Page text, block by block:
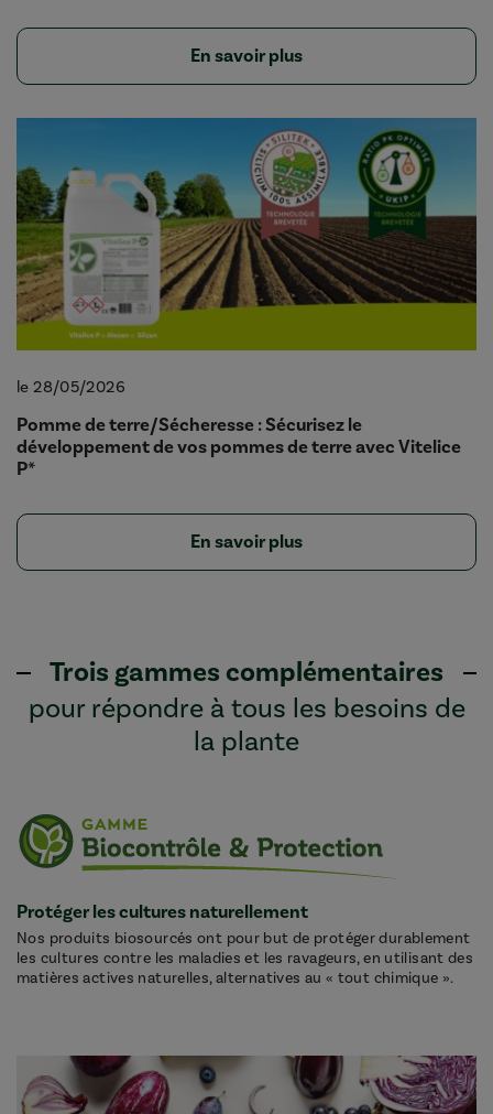
En savoir plus
le 28/05/2026
Pomme de terre/Sécheresse : Sécurisez le
développement de vos pommes de terre avec Vitelice
P*
En savoir plus
Trois gammes complémentaires
pour répondre à tous les besoins de
la plante
Protéger les cultures naturellement
Nos produits biosourcés ont pour but de protéger durablement
les cultures contre les maladies et les ravageurs, en utilisant des
matières actives naturelles, alternatives au « tout chimique ».